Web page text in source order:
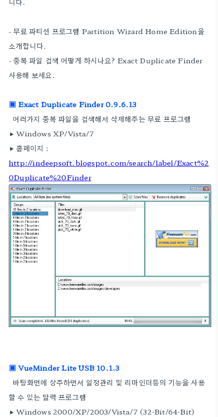
- 무료 파티션 프로그램 Partition Wizard Home Edition을
소개합니다.
- 중복 파일 검색 어떻게 하시나요? Exact Duplicate Finder
사용해 보세요.
▣ Exact Duplicate Finder 0.9.6.13
여러가지 중복 파일을 검색해서 삭제해주는 무료 프로그램
▶ Windows XP/Vista/7
▶ 홈페이지 :
http://indeepsoft.blogspot.com/search/label/Exact%2
0Duplicate%20Finder
▣ VueMinder Lite USB 10.1.3
바탕화면에 상주하면서 일정관리 및 리마인더등의 기능을 사용
할 수 있는 달력 프로그램
▶ Windows 2000/XP/2003/Vista/7 (32-Bit/64-Bit)